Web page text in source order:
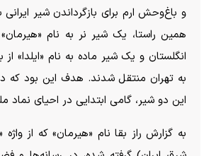
و باغ‌وحش ارم برای بازگرداندن شیر ایرانی
همین راستا، یک شیر نر به نام
انگلستان و یک شیر ماده به نام «ایلدا»
به تهران منتقل شدند. هدف این بود که
این دو شیر، گامی ابتدایی در احیای نماد
به گزارش راز بقا نام «هیرمان» که از